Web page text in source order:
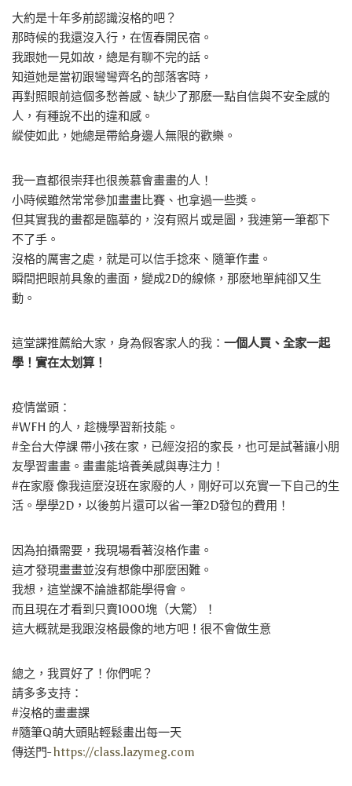
大約是十年多前認識沒格的吧？
那時候的我還沒入行，在恆春開民宿。
我跟她一見如故，總是有聊不完的話。
知道她是當初跟彎彎齊名的部落客時，
再對照眼前這個多愁善感、缺少了那麽一點自信與不安全感的
人，有種說不出的違和感。
縱使如此，她總是帶給身邊人無限的歡樂。
我一直都很崇拜也很羨慕會畫畫的人！
小時候雖然常常參加畫畫比賽、也拿過一些獎。
但其實我的畫都是臨摹的，沒有照片或是圖，我連第一筆都下
不了手。
沒格的厲害之處，就是可以信手捻來、隨筆作畫。
瞬間把眼前具象的畫面，變成2D的線條，那麽地單純卻又生
動。
這堂課推薦給大家，身為假客家人的我： 一個人買、全家一起
學！實在太划算！
疫情當頭：
#WFH 的人，趁機學習新技能。
#全台大停課 帶小孩在家，已經沒招的家長，也可是試著讓小朋
友學習畫畫。畫畫能培養美感與專注力！
#在家廢 像我這麼沒班在家廢的人，剛好可以充實一下自己的生
活。學學2D，以後剪片還可以省一筆2D發包的費用！
因為拍攝需要，我現場看著沒格作畫。
這才發現畫畫並沒有想像中那麼困難。
我想，這堂課不論誰都能學得會。
而且現在才看到只賣1000塊（大驚）！
這大概就是我跟沒格最像的地方吧！很不會做生意
總之，我買好了！你們呢？
請多多支持：
#沒格的畫畫課
#隨筆Q萌大頭貼輕鬆畫出每一天
傳送門-https://class.lazymeg.com